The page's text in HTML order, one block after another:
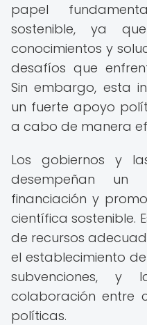
papel
sostenible, ya
conocimientos y
desafíos que
Sin embargo, esta
un fuerte apoyo
a cabo de manera
Los gobiernos y
desempeñan
financiación y
científica sostenible.
de recursos
el establecimiento
subvenciones,
colaboración entre
políticas.